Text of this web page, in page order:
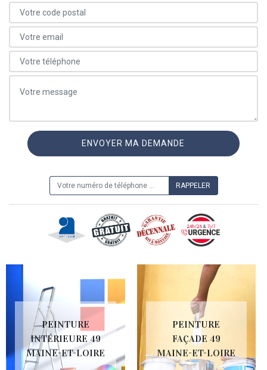
PEINTURE
INTÉRIEURE 49
MAINE-ET-LOIRE
PEINTURE
FAÇADE 49
MAINE-ET-LOIRE